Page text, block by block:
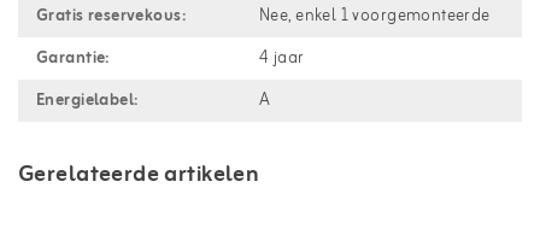
Gratis reservekous:
Nee, enkel 1 voorgemonteerde
Garantie:
4 jaar
Energielabel:
A
Gerelateerde artikelen